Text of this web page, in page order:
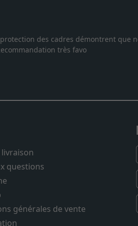
suis tombée sur ce site. Le choix et
J'espère revenir pour une autre
livraison
questions
générales de vente